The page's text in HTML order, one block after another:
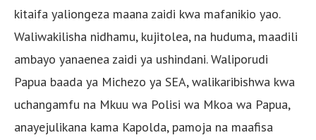
kitaifa yaliongeza maana zaidi kwa mafanikio yao.
Waliwakilisha nidhamu, kujitolea, na huduma, maadili
ambayo yanaenea zaidi ya ushindani. Waliporudi
Papua baada ya Michezo ya SEA, walikaribishwa kwa
uchangamfu na Mkuu wa Polisi wa Mkoa wa Papua,
anayejulikana kama Kapolda, pamoja na maafisa